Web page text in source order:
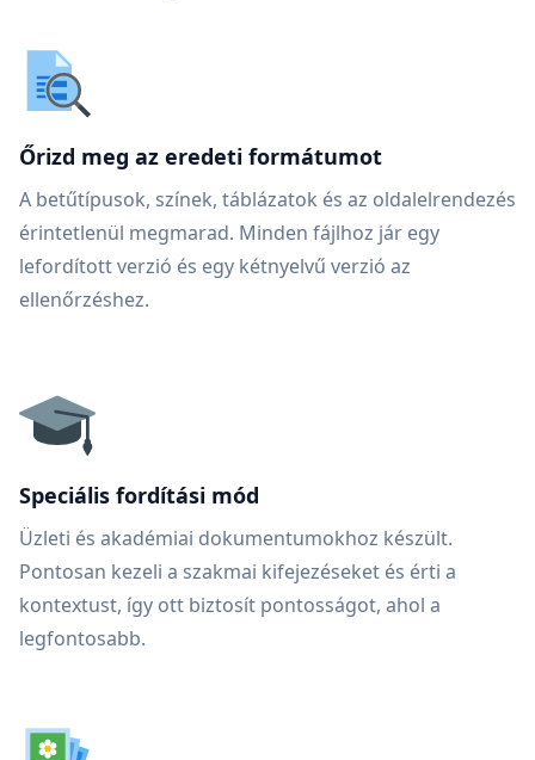
Őrizd meg az eredeti formátumot
A betűtípusok, színek, táblázatok és az oldalelrendezés
érintetlenül megmarad. Minden fájlhoz jár egy
lefordított verzió és egy kétnyelvű verzió az
ellenőrzéshez.
Speciális fordítási mód
Üzleti és akadémiai dokumentumokhoz készült.
Pontosan kezeli a szakmai kifejezéseket és érti a
kontextust, így ott biztosít pontosságot, ahol a
legfontosabb.